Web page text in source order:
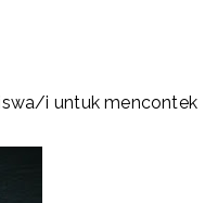
i untuk mencontek